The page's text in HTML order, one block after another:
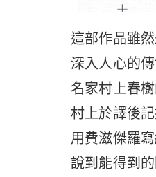
這部作品雖
深入人心的
名家村上春
村上於譯後
用費滋傑羅
說到能得到